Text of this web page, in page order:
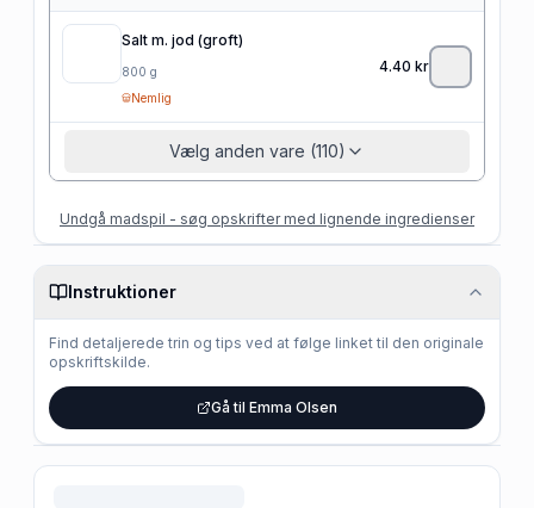
Salt m. jod (groft)
800 g
Nemlig
4.40 kr
Vælg anden vare (110)
Undgå madspil - søg opskrifter med lignende ingredienser
Instruktioner
Find detaljerede trin og tips ved at følge linket til den originale
opskriftskilde.
Gå til Emma Olsen